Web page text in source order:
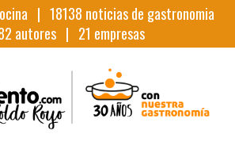
| 18138 noticias de gastronomia
autores | 21 empresas